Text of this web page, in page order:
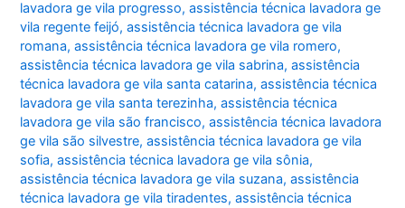
lavadora ge vila progresso,assistência técnica lavadora ge
vila regente feijó,assistência técnica lavadora ge vila
romana,assistência técnica lavadora ge vila romero,
assistência técnica lavadora ge vila sabrina,assistência
técnica lavadora ge vila santa catarina,assistência técnica
lavadora ge vila santa terezinha,assistência técnica
lavadora ge vila são francisco,assistência técnica lavadora
ge vila são silvestre,assistência técnica lavadora ge vila
sofia,assistência técnica lavadora ge vila sônia,
assistência técnica lavadora ge vila suzana,assistência
técnica lavadora ge vila tiradentes,assistência técnica